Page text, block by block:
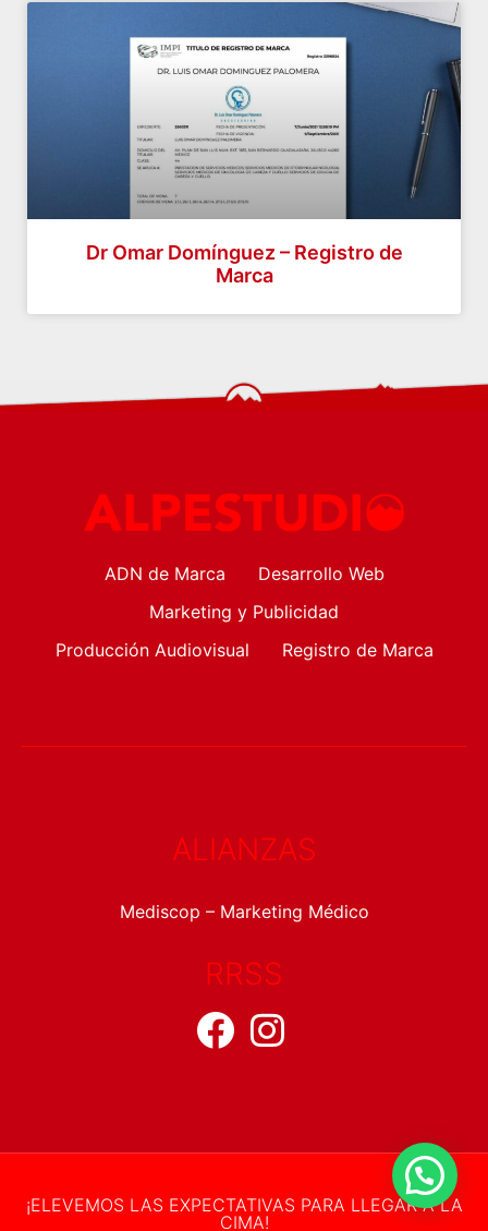
Dr Omar Domínguez – Registro de
Marca
ADN de Marca
Desarrollo Web
Marketing y Publicidad
Producción Audiovisual
Registro de Marca
ALIANZAS
Mediscop – Marketing Médico
RRSS
¡ELEVEMOS LAS EXPECTATIVAS PARA LLEGAR A LA
CIMA!